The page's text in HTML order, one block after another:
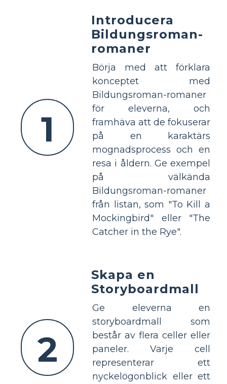
1
Introducera
Bildungsroman-
romaner
Börja med att förklara
konceptet med
Bildungsroman-romaner
för eleverna, och
framhäva att de fokuserar
på en karaktärs
mognadsprocess och en
resa i åldern. Ge exempel
på välkända
Bildungsroman-romaner
från listan, som "To Kill a
Mockingbird" eller "The
Catcher in the Rye".
2
Skapa en
Storyboardmall
Ge eleverna en
storyboardmall som
består av flera celler eller
paneler. Varje cell
representerar ett
nyckelögonblick eller ett